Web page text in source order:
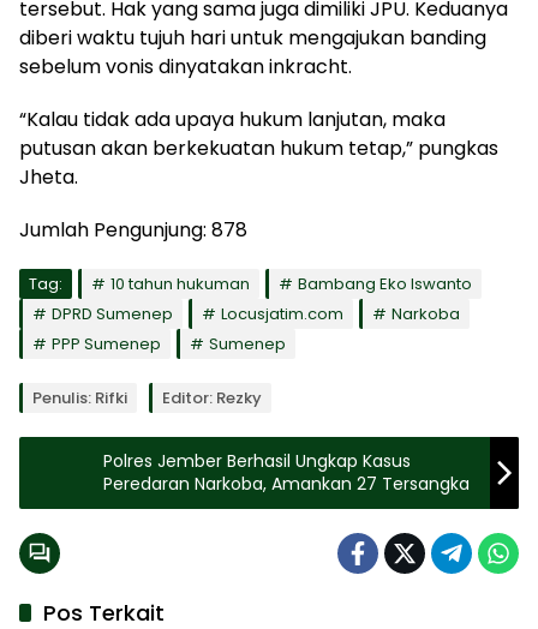
tersebut. Hak yang sama juga dimiliki JPU. Keduanya
diberi waktu tujuh hari untuk mengajukan banding
sebelum vonis dinyatakan inkracht.
“Kalau tidak ada upaya hukum lanjutan, maka
putusan akan berkekuatan hukum tetap,” pungkas
Jheta.
Jumlah Pengunjung: 878
Tag: 10 tahun hukuman
Bambang Eko Iswanto
DPRD Sumenep
Locusjatim.com
Narkoba
PPP Sumenep
Sumenep
Penulis: Rifki Editor: Rezky
Polres Jember Berhasil Ungkap Kasus
Peredaran Narkoba, Amankan 27 Tersangka
Pos Terkait